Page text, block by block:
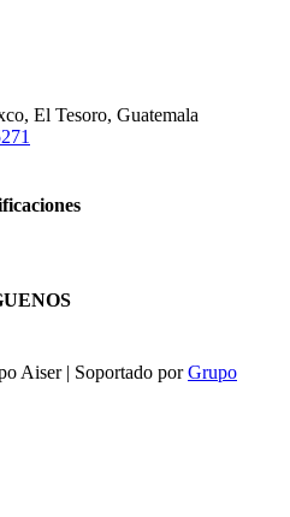
El Tesoro, Guatemala
Aiser | Soportado porGrupo